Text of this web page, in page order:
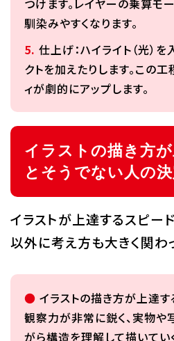
つけます。レイヤーの乗算モ
馴染みやすくなります。
仕上げ：ハイライト（光）
クトを加えたりします。この
ィが劇的にアップします。
イラストの描き方
とそうでない人の
イラストが上達するスピー
以外に考え方も大きく関わ
イラストの描き方が上達す
観察力が非常に鋭く、実物
がら構造を理解して描いてい